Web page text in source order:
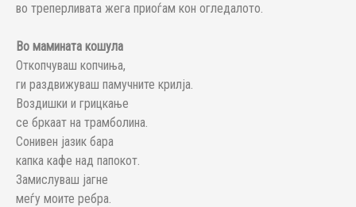
во треперливата жега приоѓам кон огледалото.
Во мамината кошула
Откопчуваш копчиња,
ги раздвижуваш памучните крилја.
Воздишки и грицкање
се бркаат на трамболина.
Сонивен јазик бара
капка кафе над папокот.
Замислуваш јагне
меѓу моите ребра.